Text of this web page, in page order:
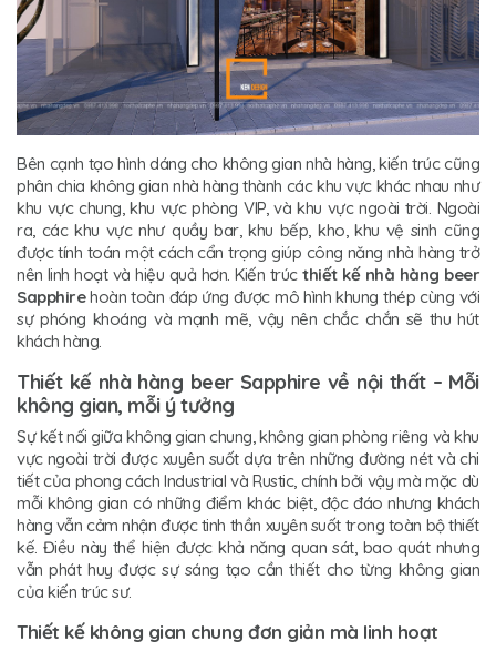
Bên cạnh tạo hình dáng cho không gian nhà hàng, kiến trúc cũng
phân chia không gian nhà hàng thành các khu vực khác nhau như
khu vực chung, khu vực phòng VIP, và khu vực ngoài trời. Ngoài
ra, các khu vực như quầy bar, khu bếp, kho, khu vệ sinh cũng
được tính toán một cách cẩn trọng giúp công năng nhà hàng trở
nên linh hoạt và hiệu quả hơn. Kiến trúcthiết kế nhà hàng beer
Sapphirehoàn toàn đáp ứng được mô hình khung thép cùng với
sự phóng khoáng và mạnh mẽ, vậy nên chắc chắn sẽ thu hút
khách hàng.
Thiết kế nhà hàng beer Sapphire về nội thất – Mỗi
không gian, mỗi ý tưởng
Sự kết nối giữa không gian chung, không gian phòng riêng và khu
vực ngoài trời được xuyên suốt dựa trên những đường nét và chi
tiết của phong cách Industrial và Rustic, chính bởi vậy mà mặc dù
mỗi không gian có những điểm khác biệt, độc đáo nhưng khách
hàng vẫn cảm nhận được tinh thần xuyên suốt trong toàn bộ thiết
kế. Điều này thể hiện được khả năng quan sát, bao quát nhưng
vẫn phát huy được sự sáng tạo cần thiết cho từng không gian
của kiến trúc sư.
Thiết kế không gian chung đơn giản mà linh hoạt